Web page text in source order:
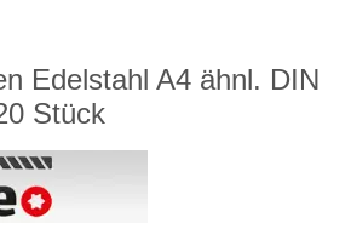
Edelstahl A4 ähnl. DIN
Stück